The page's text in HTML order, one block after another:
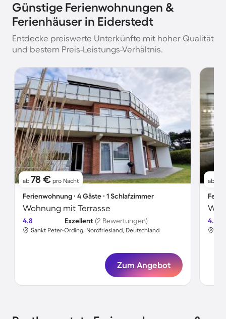
Günstige Ferienwohnungen &
Ferienhäuser in Eiderstedt
Entdecke preiswerte Unterkünfte mit hoher Qualität
und bestem Preis-Leistungs-Verhältnis.
ab 78 € pro Nacht
Ferienwohnung ∙ 4 Gäste ∙ 1 Schlafzimmer
Wohnung mit Terrasse
4.8 Exzellent (2 Bewertungen)
Sankt Peter-Ording, Nordfriesland, Deutschland
Zum Angebot
ab
4.8